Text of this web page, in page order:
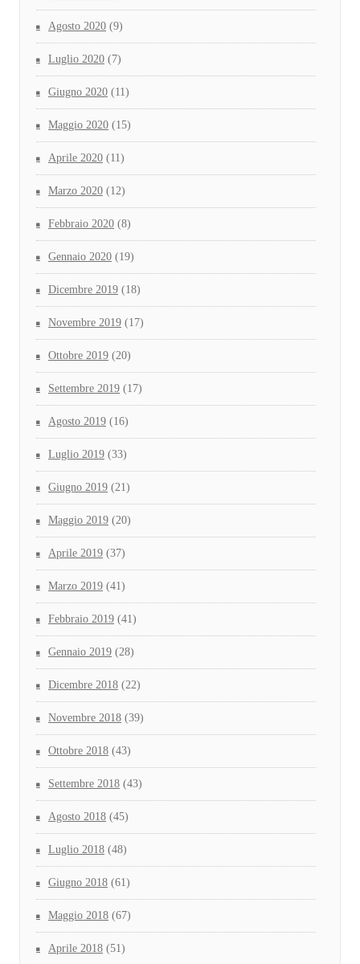
Agosto 2020 (9)
Luglio 2020 (7)
Giugno 2020 (11)
Maggio 2020 (15)
Aprile 2020 (11)
Marzo 2020 (12)
Febbraio 2020 (8)
Gennaio 2020 (19)
Dicembre 2019 (18)
Novembre 2019 (17)
Ottobre 2019 (20)
Settembre 2019 (17)
Agosto 2019 (16)
Luglio 2019 (33)
Giugno 2019 (21)
Maggio 2019 (20)
Aprile 2019 (37)
Marzo 2019 (41)
Febbraio 2019 (41)
Gennaio 2019 (28)
Dicembre 2018 (22)
Novembre 2018 (39)
Ottobre 2018 (43)
Settembre 2018 (43)
Agosto 2018 (45)
Luglio 2018 (48)
Giugno 2018 (61)
Maggio 2018 (67)
Aprile 2018 (51)